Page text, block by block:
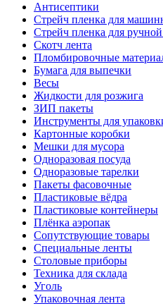
Антисептики
Стрейч пленка для
Стрейч пленка для
Скотч лента
Пломбировочные
Бумага для выпечки
Весы
Жидкости для розжига
ЗИП пакеты
Инструменты для
Картонные коробки
Мешки для мусора
Одноразовая посуда
Одноразовые тарелки
Пакеты фасовочные
Пластиковые вёдра
Пластиковые контейнеры
Плёнка аэропак
Сопутствующие товары
Специальные ленты
Столовые приборы
Техника для склада
Уголь
Упаковочная лента